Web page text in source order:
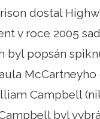
dostal
v roce 2005
byl popsán
Campbell
byl